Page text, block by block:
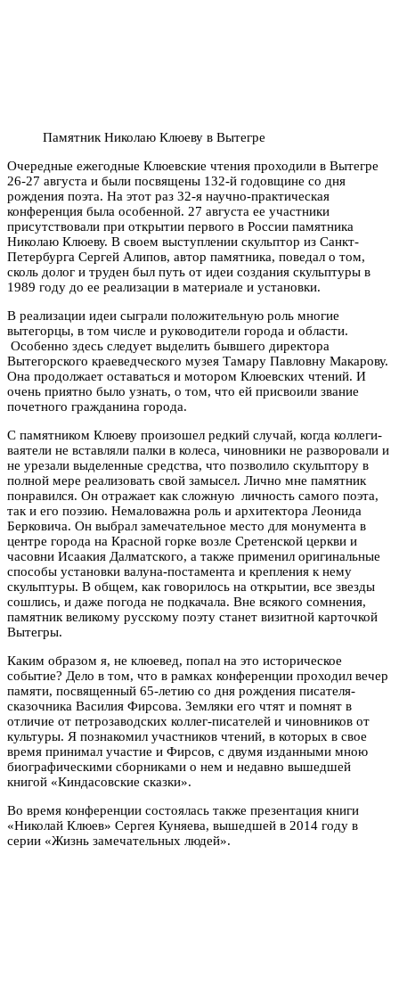
Памятник Николаю Клюеву в Вытегре
Очередные ежегодные Клюевские чтения проходили в Вытегре
26-27 августа и были посвящены 132-й годовщине со дня
рождения поэта. На этот раз 32-я научно-практическая
конференция была особенной. 27 августа ее участники
присутствовали при открытии первого в России памятника
Николаю Клюеву. В своем выступлении скульптор из Санкт-
Петербурга Сергей Алипов, автор памятника, поведал о том,
сколь долог и труден был путь от идеи создания скульптуры в
1989 году до ее реализации в материале и установки.
В реализации идеи сыграли положительную роль многие
вытегорцы, в том числе и руководители города и области.
Особенно здесь следует выделить бывшего директора
Вытегорского краеведческого музея Тамару Павловну Макарову.
Она продолжает оставаться и мотором Клюевских чтений. И
очень приятно было узнать, о том, что ей присвоили звание
почетного гражданина города.
С памятником Клюеву произошел редкий случай, когда коллеги-
ваятели не вставляли палки в колеса, чиновники не разворовали и
не урезали выделенные средства, что позволило скульптору в
полной мере реализовать свой замысел. Лично мне памятник
понравился. Он отражает как сложную личность самого поэта,
так и его поэзию. Немаловажна роль и архитектора Леонида
Берковича. Он выбрал замечательное место для монумента в
центре города на Красной горке возле Сретенской церкви и
часовни Исаакия Далматского, а также применил оригинальные
способы установки валуна-постамента и крепления к нему
скульптуры. В общем, как говорилось на открытии, все звезды
сошлись, и даже погода не подкачала. Вне всякого сомнения,
памятник великому русскому поэту станет визитной карточкой
Вытегры.
Каким образом я, не клюевед, попал на это историческое
событие? Дело в том, что в рамках конференции проходил вечер
памяти, посвященный 65-летию со дня рождения писателя-
сказочника Василия Фирсова. Земляки его чтят и помнят в
отличие от петрозаводских коллег-писателей и чиновников от
культуры. Я познакомил участников чтений, в которых в свое
время принимал участие и Фирсов, с двумя изданными мною
биографическими сборниками о нем и недавно вышедшей
книгой «Киндасовские сказки».
Во время конференции состоялась также презентация книги
«Николай Клюев» Сергея Куняева, вышедшей в 2014 году в
серии «Жизнь замечательных людей».